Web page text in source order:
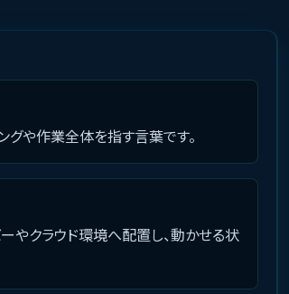
グや作業全体を指す言葉です。
やクラウド環境へ配置し、動かせる状